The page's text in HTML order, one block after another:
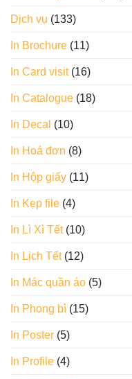
Dịch vụ (133)
In Brochure (11)
In Card visit(16)
In Catalogue (18)
In Decal (10)
In Hoá đơn (8)
In Hộp giấy (11)
In Kẹp file (4)
In Lì Xì Tết(10)
In Lịch Tết(12)
In Mác quần áo (5)
In Phong bì (15)
In Poster (5)
In Profile (4)